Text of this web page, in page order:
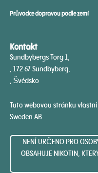
Průvodce dopravou podle zemí
Kontakt
Sundbybergs Torg 1,
, 172 67 Sundbyberg,
, Švédsko
Tuto webovou stránku
Sweden AB.
NENÍ URČENO PRO
OBSAHUJE NIKOTIN,